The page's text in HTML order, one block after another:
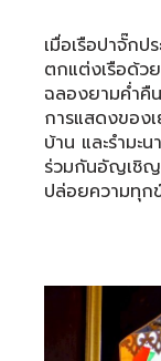
เมื่อเรือปาจั๊ก
ตกแต่งเรือด้ว
ฉลองยามค่ำคื
การแสดงของ
บ้าน และรำมะ
ร่วมกันอัญเชิญ
ปล่อยความทุก